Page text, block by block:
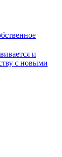
и
с новыми